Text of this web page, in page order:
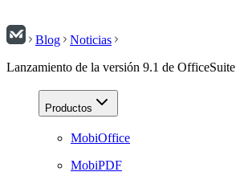
Blog
Noticias
Lanzamiento de la versión 9.1 de OfficeSuite
Productos
MobiOffice
MobiPDF